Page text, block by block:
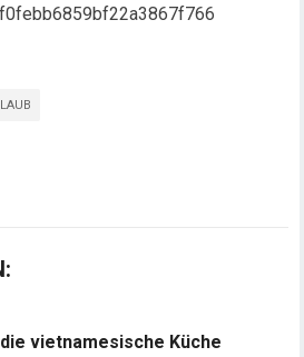
vietnamesische Küche